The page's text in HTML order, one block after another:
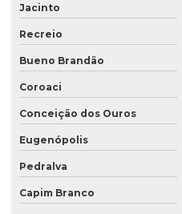
Serviço de hidrossemeadura
Jacinto
Recreio
Bueno Brandão
Coroaci
Conceição dos Ouros
Eugenópolis
Pedralva
Capim Branco